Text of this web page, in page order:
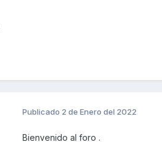
Publicado 2 de Enero del 2022
Bienvenido al foro .